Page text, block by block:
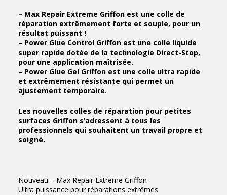
– Max Repair Extreme Griffon est une colle de
réparation extrêmement forte et souple, pour un
résultat puissant !
– Power Glue Control Griffon est une colle liquide
super rapide dotée de la technologie Direct-Stop,
pour une application maîtrisée.
– Power Glue Gel Griffon est une colle ultra rapide
et extrêmement résistante qui permet un
ajustement temporaire.
Les nouvelles colles de réparation pour petites
surfaces Griffon s’adressent à tous les
professionnels qui souhaitent un travail propre et
soigné.
Nouveau – Max Repair Extreme Griffon
Ultra puissance pour réparations extrêmes